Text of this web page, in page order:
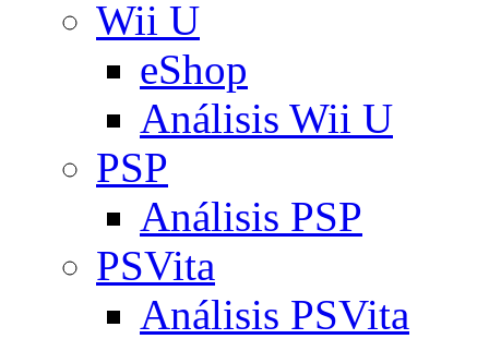
Wii U
eShop
Análisis Wii U
PSP
Análisis PSP
PSVita
Análisis PSVita